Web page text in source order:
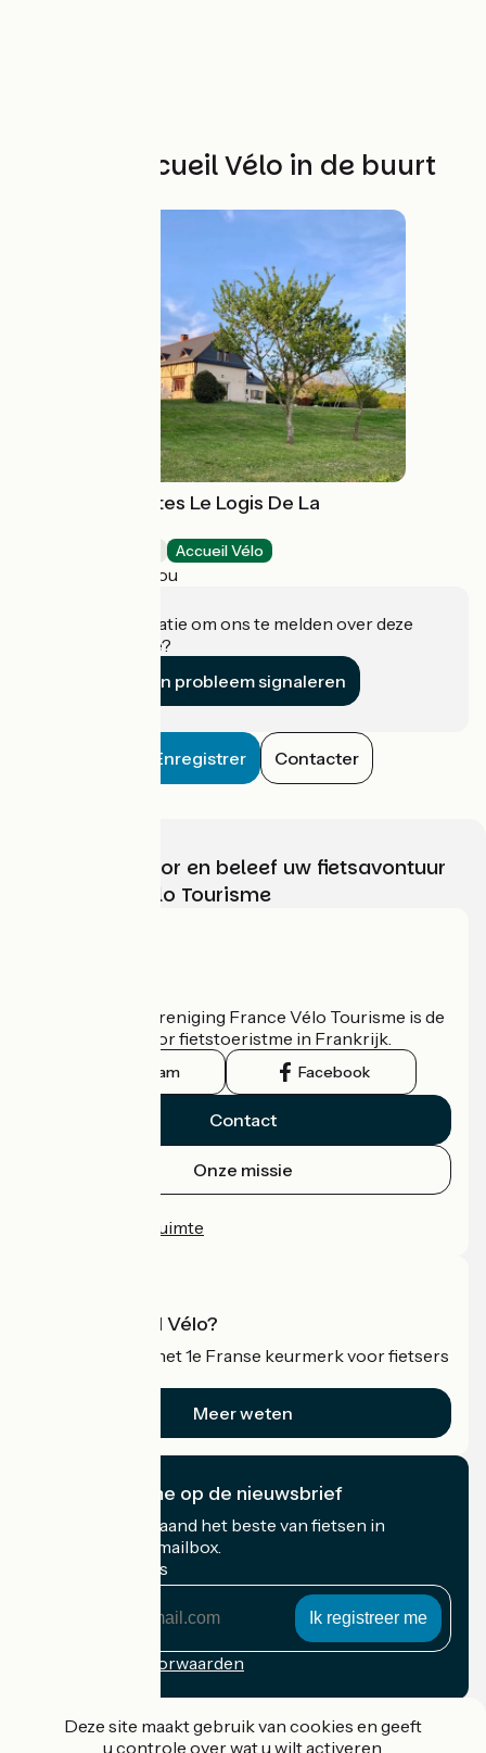
Andere Accueil Vélo in de buurt
Chambres d'hôtes Le Logis De La
Accueil Vélo
Baugé-en-Anjou
Heeft u informatie om ons te melden over deze
accommodatie?
Een probleem signaleren
Enregistrer Contacter
Kies, bereid voor en beleef uw fietsavontuur
met France Vélo Tourisme
De nationale vereniging France Vélo Tourisme is de
officiële gids voor fietstoeristme in Frankrijk.
Instagram Facebook
Contact
Onze missie
Professionele ruimte
Wat is Accueil Vélo?
Accueil Vélo is het 1e Franse keurmerk voor fietsers
Meer weten
Ik abonneer me op de nieuwsbrief
Ontvang elke maand het beste van fietsen in
Frankrijk in uw mailbox.
Mijn e-mailadres
Inschrijvingsvoorwaarden
Deze site maakt gebruik van cookies en geeft
u controle over wat u wilt activeren